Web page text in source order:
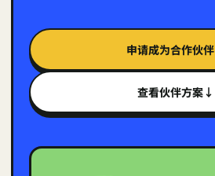
申请成为合作伙伴
查看伙伴方案↓